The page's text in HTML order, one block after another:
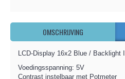
OMSCHRIJVING
LCD-Display 16x2 Blue / Backlight
Voedingsspanning: 5V
Contrast instelbaar met Potmeter